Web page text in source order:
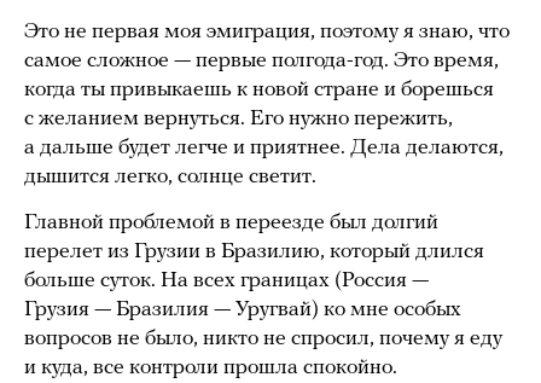
Это не первая моя эмиграция, поэтому я знаю, что
самое сложное — первые полгода-год. Это время,
когда ты привыкаешь к новой стране и борешься
с желанием вернуться. Его нужно пережить,
а дальше будет легче и приятнее. Дела делаются,
дышится легко, солнце светит.
Главной проблемой в переезде был долгий
перелет из Грузии в Бразилию, который длился
больше суток. На всех границах (Россия —
Грузия — Бразилия — Уругвай) ко мне особых
вопросов не было, никто не спросил, почему я еду
и куда, все контроли прошла спокойно.